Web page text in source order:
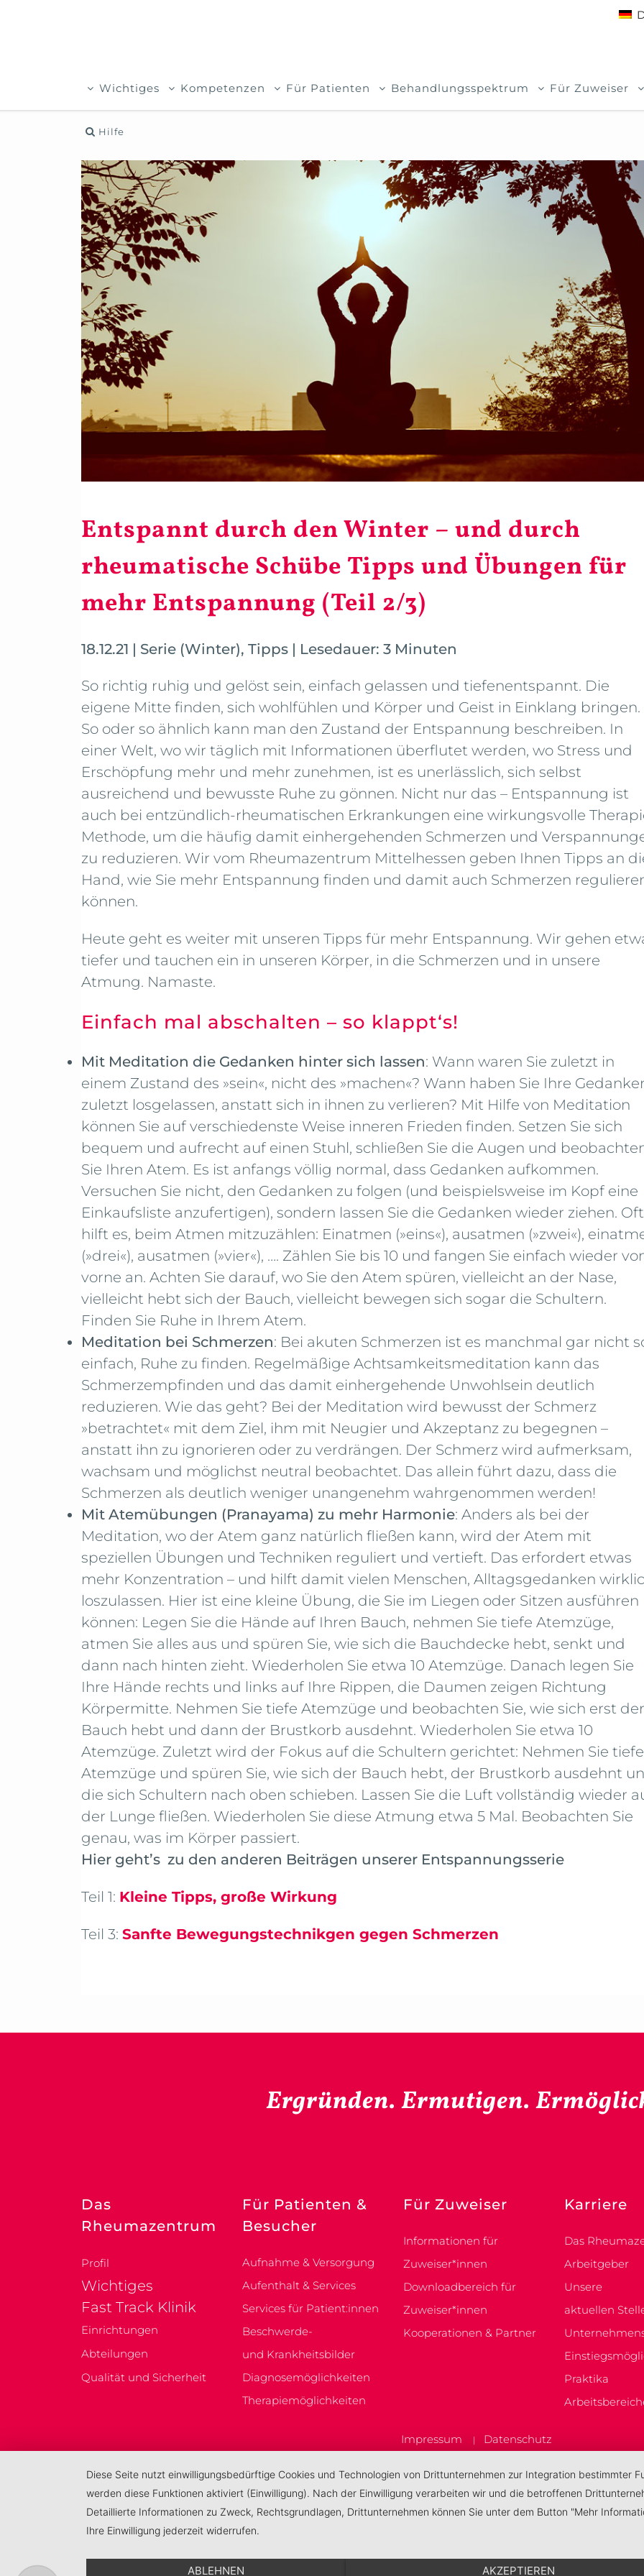
Wichtiges Kompetenzen Für Patienten Behandlungsspektrum Für Zuweiser
Hilfe
Entspannt durch den Winter – und durch
rheumatische Schübe Tipps und Übungen für
mehr Entspannung (Teil 2/3)
18.12.21 | Serie (Winter), Tipps | Lesedauer: 3 Minuten
So richtig ruhig und gelöst sein, einfach gelassen und tiefenentspannt. Die
eigene Mitte finden, sich wohlfühlen und Körper und Geist in Einklang bringen.
So oder so ähnlich kann man den Zustand der Entspannung beschreiben. In
einer Welt, wo wir täglich mit Informationen überflutet werden, wo Stress und
Erschöpfung mehr und mehr zunehmen, ist es unerlässlich, sich selbst
ausreichend und bewusste Ruhe zu gönnen. Nicht nur das – Entspannung ist
auch bei entzündlich-rheumatischen Erkrankungen eine wirkungsvolle
Methode, um die häufig damit einhergehenden Schmerzen und
zu reduzieren. Wir vom Rheumazentrum Mittelhessen geben Ihnen Tipps an
Hand, wie Sie mehr Entspannung finden und damit auch Schmerzen
können.
Heute geht es weiter mit unseren Tipps für mehr Entspannung. Wir gehen
tiefer und tauchen ein in unseren Körper, in die Schmerzen und in unsere
Atmung. Namaste.
Einfach mal abschalten – so klappt‘s!
Mit Meditation die Gedanken hinter sich lassen: Wann waren Sie zuletzt in
einem Zustand des »sein«, nicht des »machen«? Wann haben Sie Ihre
zuletzt losgelassen, anstatt sich in ihnen zu verlieren? Mit Hilfe von Meditation
können Sie auf verschiedenste Weise inneren Frieden finden. Setzen Sie sich
bequem und aufrecht auf einen Stuhl, schließen Sie die Augen und
Sie Ihren Atem. Es ist anfangs völlig normal, dass Gedanken aufkommen.
Versuchen Sie nicht, den Gedanken zu folgen (und beispielsweise im Kopf eine
Einkaufsliste anzufertigen), sondern lassen Sie die Gedanken wieder ziehen. Oft
hilft es, beim Atmen mitzuzählen: Einatmen (»eins«), ausatmen (»zwei«),
(»drei«), ausatmen (»vier«), …. Zählen Sie bis 10 und fangen Sie einfach wieder
vorne an. Achten Sie darauf, wo Sie den Atem spüren, vielleicht an der Nase,
vielleicht hebt sich der Bauch, vielleicht bewegen sich sogar die Schultern.
Finden Sie Ruhe in Ihrem Atem.
Meditation bei Schmerzen: Bei akuten Schmerzen ist es manchmal gar nicht
einfach, Ruhe zu finden. Regelmäßige Achtsamkeitsmeditation kann das
Schmerzempfinden und das damit einhergehende Unwohlsein deutlich
reduzieren. Wie das geht? Bei der Meditation wird bewusst der Schmerz
»betrachtet« mit dem Ziel, ihm mit Neugier und Akzeptanz zu begegnen –
anstatt ihn zu ignorieren oder zu verdrängen. Der Schmerz wird aufmerksam,
wachsam und möglichst neutral beobachtet. Das allein führt dazu, dass die
Schmerzen als deutlich weniger unangenehm wahrgenommen werden!
Mit Atemübungen (Pranayama) zu mehr Harmonie: Anders als bei der
Meditation, wo der Atem ganz natürlich fließen kann, wird der Atem mit
speziellen Übungen und Techniken reguliert und vertieft. Das erfordert etwas
mehr Konzentration – und hilft damit vielen Menschen, Alltagsgedanken
loszulassen. Hier ist eine kleine Übung, die Sie im Liegen oder Sitzen ausführen
können: Legen Sie die Hände auf Ihren Bauch, nehmen Sie tiefe Atemzüge,
atmen Sie alles aus und spüren Sie, wie sich die Bauchdecke hebt, senkt und
dann nach hinten zieht. Wiederholen Sie etwa 10 Atemzüge. Danach legen Sie
Ihre Hände rechts und links auf Ihre Rippen, die Daumen zeigen Richtung
Körpermitte. Nehmen Sie tiefe Atemzüge und beobachten Sie, wie sich erst der
Bauch hebt und dann der Brustkorb ausdehnt. Wiederholen Sie etwa 10
Atemzüge. Zuletzt wird der Fokus auf die Schultern gerichtet: Nehmen Sie tiefe
Atemzüge und spüren Sie, wie sich der Bauch hebt, der Brustkorb ausdehnt
die sich Schultern nach oben schieben. Lassen Sie die Luft vollständig wieder
der Lunge fließen. Wiederholen Sie diese Atmung etwa 5 Mal. Beobachten Sie
genau, was im Körper passiert.
Hier geht’s zu den anderen Beiträgen unserer Entspannungsserie
Teil 1: Kleine Tipps, große Wirkung
Teil 3: Sanfte Bewegungstechnikgen gegen Schmerzen
Ergründen. Ermutigen.
Das
Rheumazentrum
Profil
Wichtiges
Fast Track Klinik
Einrichtungen
Abteilungen
Qualität und Sicherheit
Für Patienten &
Besucher
Aufnahme & Versorgung
Aufenthalt & Services
Services für Patient:innen
Beschwerde-
und Krankheitsbilder
Diagnosemöglichkeiten
Therapiemöglichkeiten
Für Zuweiser
Informationen für
Zuweiser*innen
Downloadbereich für
Zuweiser*innen
Kooperationen & Partner
Karriere
Das
Arbeitgeber
Unsere
aktuellen
Praktika
Impressum | Datenschutz
Diese Seite nutzt einwilligungsbedürftige Cookies und Technologien von Drittunternehmen zur Integration bestimmter
werden diese Funktionen aktiviert (Einwilligung). Nach der Einwilligung verarbeiten wir und die betroffenen
Detaillierte Informationen zu Zweck, Rechtsgrundlagen, Drittunternehmen können Sie unter dem Button "Mehr
Ihre Einwilligung jederzeit widerrufen.
ABLEHNEN AKZEPTIEREN